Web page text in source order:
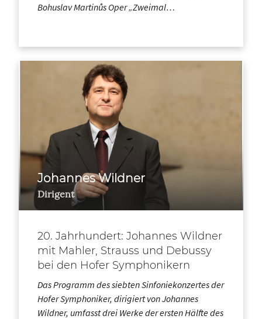
Bohuslav Martinůs Oper „Zweimal…
Johannes Wildner
Dirigent
20. Jahrhundert: Johannes Wildner
mit Mahler, Strauss und Debussy
bei den Hofer Symphonikern
Das Programm des siebten Sinfoniekonzertes der
Hofer Symphoniker, dirigiert von Johannes
Wildner, umfasst drei Werke der ersten Hälfte des